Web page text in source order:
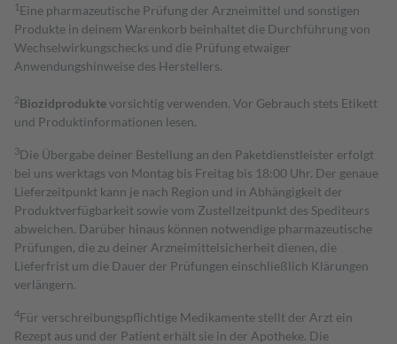
1 Eine pharmazeutische Prüfung der Arzneimittel und sonstigen
Produkte in deinem Warenkorb beinhaltet die Durchführung von
Wechselwirkungschecks und die Prüfung etwaiger
Anwendungshinweise des Herstellers.
2Biozidproduktevorsichtig verwenden. Vor Gebrauch stets Etikett
und Produktinformationen lesen.
3Die Übergabe deiner Bestellung an den Paketdienstleister erfolgt
bei uns werktags von Montag bis Freitag bis 18:00 Uhr. Der genaue
Lieferzeitpunkt kann je nach Region und in Abhängigkeit der
Produktverfügbarkeit sowie vom Zustellzeitpunkt des Spediteurs
abweichen. Darüber hinaus können notwendige pharmazeutische
Prüfungen, die zu deiner Arzneimittelsicherheit dienen, die
Lieferfrist um die Dauer der Prüfungen einschließlich Klärungen
verlängern.
4Für verschreibungspflichtige Medikamente stellt der Arzt ein
Rezept aus und der Patient erhält sie in der Apotheke. Die